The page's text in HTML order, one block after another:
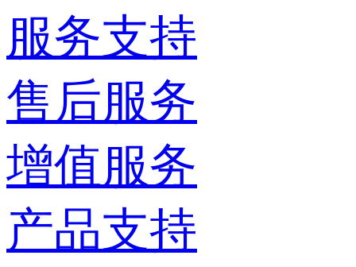
服务支持
售后服务
增值服务
产品支持